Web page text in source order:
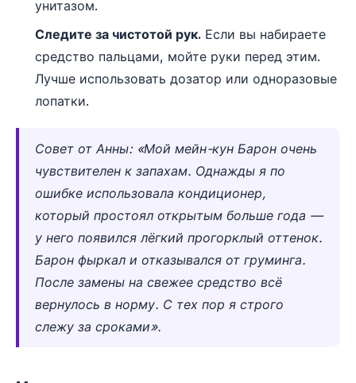
унитазом.
Следите за чистотой рук. Если вы набираете
средство пальцами, мойте руки перед этим.
Лучше использовать дозатор или одноразовые
лопатки.
Совет от Анны: «Мой мейн-кун Барон очень
чувствителен к запахам. Однажды я по
ошибке использовала кондиционер,
который простоял открытым больше года —
у него появился лёгкий прогорклый оттенок.
Барон фыркал и отказывался от груминга.
После замены на свежее средство всё
вернулось в норму. С тех пор я строго
слежу за сроками».